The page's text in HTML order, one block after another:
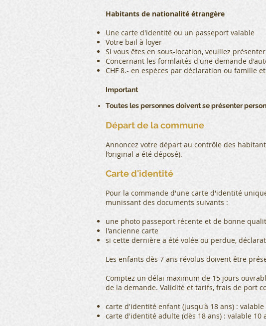
Habitants de nationalité étrangère
Une carte d'identité ou un passeport valable
Votre bail à loyer
Si vous êtes en sous-location, veuillez présenter
Concernant les formlaités d'une demande
CHF 8.- en espèces par déclaration ou famille
Important
Toutes les personnes doivent se présenter
Départ de la commune
Annoncez votre départ au contrôle des
l’original a été déposé).
Carte d'identité
Pour la commande d'une carte d'identité
munissant des documents suivants :
une photo passeport récente et de bonne
l'ancienne carte
si cette dernière a été volée ou perdue,
Les enfants dès 7 ans révolus doivent être
Comptez un délai maximum de 15 jours
de la demande. Validité et tarifs, frais de port
carte d'identité enfant (jusqu'à 18 ans) : valable
carte d'identité adulte (dès 18 ans) : valable 10